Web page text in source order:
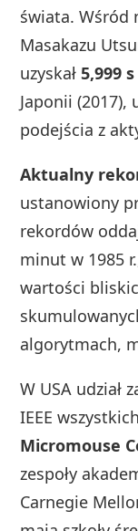
świata. Wśród
Masakazu
uzyskał5,999 s
Japonii
podejścia z
Aktualny
ustanowiony
rekordów
minut w 1985
wartości
algorytmach,
W USA udział
IEEE
Micromouse
zespoły
Carnegie